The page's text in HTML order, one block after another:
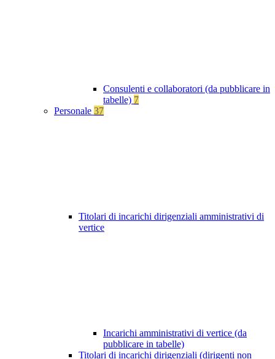
Consulenti e collaboratori (da pubblicare in
tabelle) 7
Personale 37
Titolari di incarichi dirigenziali amministrativi di
vertice
Incarichi amministrativi di vertice (da
pubblicare in tabelle)
Titolari di incarichi dirigenziali (dirigenti non